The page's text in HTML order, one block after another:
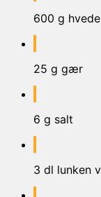
600 g
25 g gær
6 g salt
3 dl lunken